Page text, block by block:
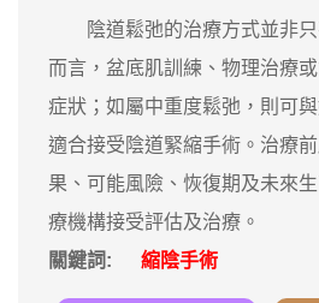
陰道鬆弛的治療方式並非只
而言，盆底肌訓練、物理治療
症狀；如屬中重度鬆弛，則可
適合接受陰道緊縮手術。治療
果、可能風險、恢復期及未來
療機構接受評估及治療。
關鍵詞:
縮陰手術